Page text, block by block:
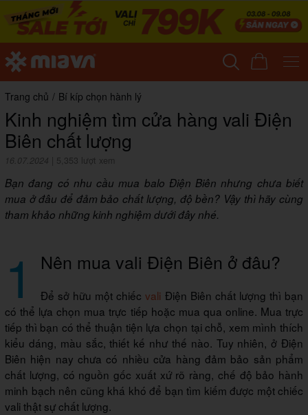
Trang chủ / Bí kíp chọn hành lý
Kinh nghiệm tìm cửa hàng vali Điện
Biên chất lượng
16.07.2024 5,353 lượt xem
Bạn đang có nhu cầu mua balo Điện Biên nhưng chưa biết
mua ở đâu để đảm bảo chất lượng, độ bền? Vậy thì hãy cùng
tham khảo những kinh nghiệm dưới đây nhé.
1 Nên mua vali Điện Biên ở đâu?
Để sở hữu một chiếcvali Điện Biên chất lượng thì bạn
có thể lựa chọn mua trực tiếp hoặc mua qua online. Mua trực
tiếp thì bạn có thể thuận tiện lựa chọn tại chỗ, xem mình thích
kiểu dáng, màu sắc, thiết kế như thế nào. Tuy nhiên, ở Điện
Biên hiện nay chưa có nhiều cửa hàng đảm bảo sản phẩm
chất lượng, có nguồn gốc xuất xứ rõ ràng, chế độ bảo hành
minh bạch nên cũng khá khó để bạn tìm kiếm được một chiếc
vali thật sự chất lượng.